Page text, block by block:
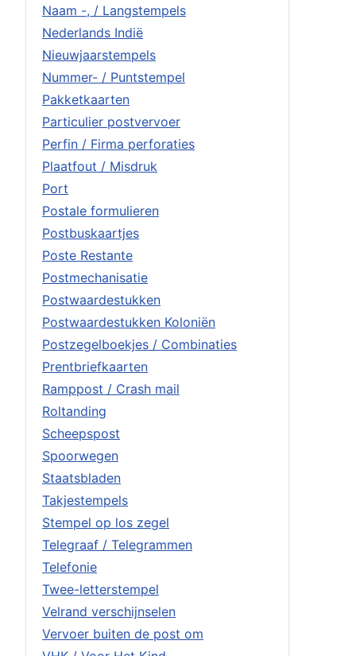
Naam -, / Langstempels
Nederlands Indië
Nieuwjaarstempels
Nummer- / Puntstempel
Pakketkaarten
Particulier postvervoer
Perfin / Firma perforaties
Plaatfout / Misdruk
Port
Postale formulieren
Postbuskaartjes
Poste Restante
Postmechanisatie
Postwaardestukken
Postwaardestukken Koloniën
Postzegelboekjes / Combinaties
Prentbriefkaarten
Ramppost / Crash mail
Roltanding
Scheepspost
Spoorwegen
Staatsbladen
Takjestempels
Stempel op los zegel
Telegraaf / Telegrammen
Telefonie
Twee-letterstempel
Velrand verschijnselen
Vervoer buiten de post om